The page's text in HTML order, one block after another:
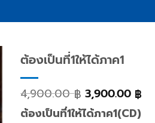
ต้องเป็นที่1ให้ได้ภาค1
4,900.00฿ 3,900.00 ฿
ต้องเป็นที่1ให้ได้ภาค1(CD)